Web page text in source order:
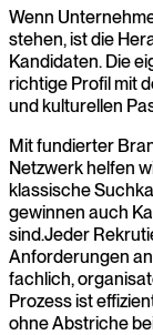
und verschaffen
klassische
Wenn
stehen, ist die
Kandidaten. Die
richtige Profil mit
und kulturellen
Mit fundierter
Netzwerk helfen
klassische
gewinnen auch
sind.Jeder
Anforderungen
fachlich,
Prozess ist
ohne Abstriche